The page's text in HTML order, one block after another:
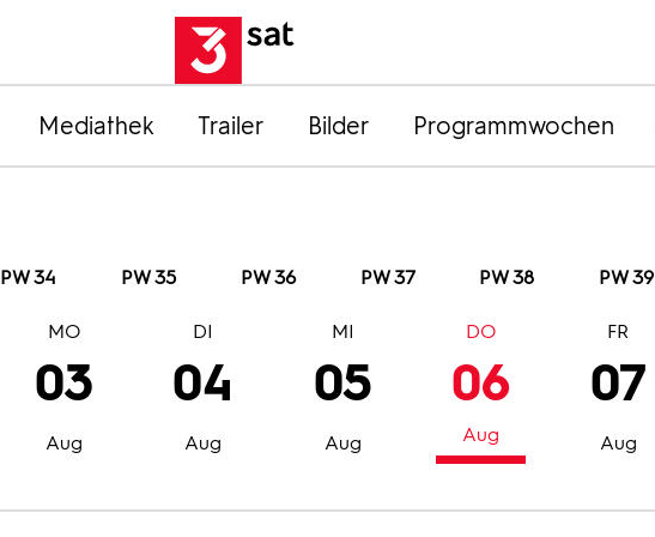
Mediathek Trailer Bilder Programmwochen
PW 34 PW 35 PW 36 PW 37 PW 38 PW 39
03
Aug
MO
04
Aug
DI
05
Aug
MI
06
Aug
DO
07
Aug
FR